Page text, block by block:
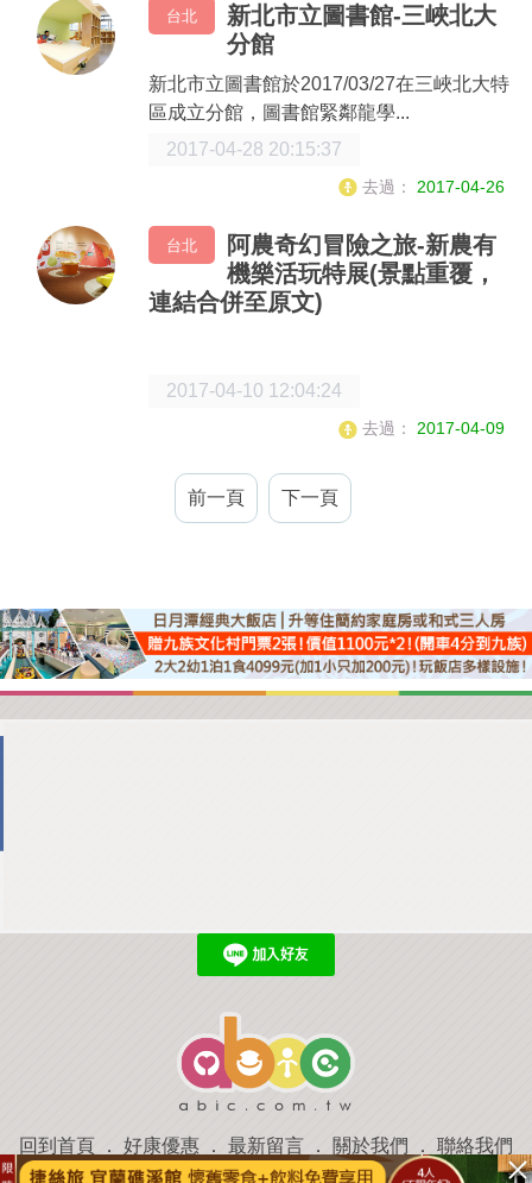
台北
新北市立圖書館-三峽北大
分館
新北市立圖書館於2017/03/27在三峽北大特
區成立分館，圖書館緊鄰龍學...
2017-04-28 20:15:37
去過： 2017-04-26
台北
阿農奇幻冒險之旅-新農有
機樂活玩特展(景點重覆，
連結合併至原文)
2017-04-10 12:04:24
去過： 2017-04-09
前一頁 下一頁
回到首頁 ． 好康優惠 ． 最新留言 ． 關於我們 ． 聯絡我們
部落格微件．商家合作．討論區 ．推薦景點． APP下載